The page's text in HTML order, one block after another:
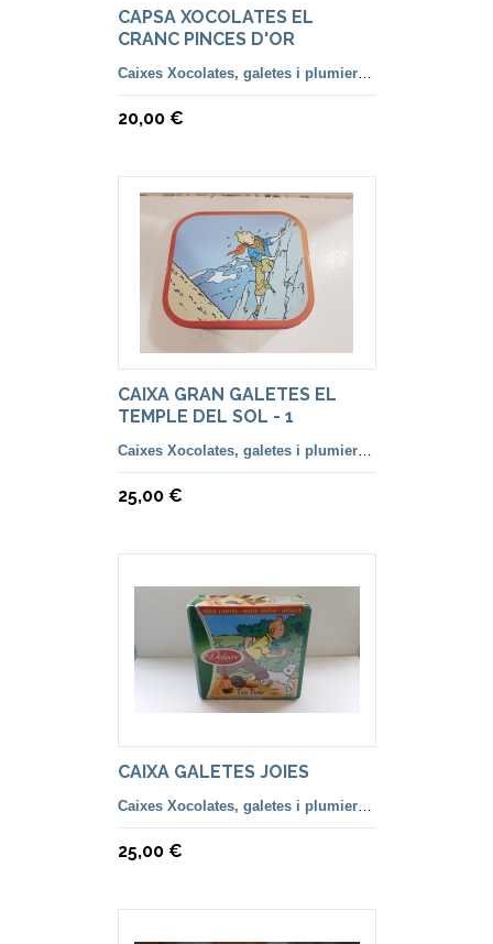
CAPSA XOCOLATES EL
CRANC PINCES D'OR
Caixes Xocolates, galetes i plumiers llàpiços.
20,00 €
CAIXA GRAN GALETES EL
TEMPLE DEL SOL - 1
Caixes Xocolates, galetes i plumiers llàpiços.
25,00 €
CAIXA GALETES JOIES
Caixes Xocolates, galetes i plumiers llàpiços.
25,00 €